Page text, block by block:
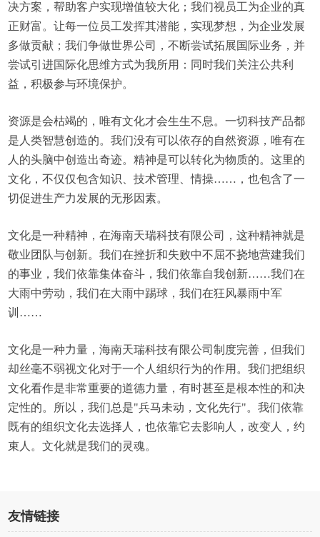
决方案，帮助客户实现增值较大化；我们视员工为企业的真
正财富。让每一位员工发挥其潜能，实现梦想，为企业发展
多做贡献；我们争做世界公司，不断尝试拓展国际业务，并
尝试引进国际化思维方式为我所用：同时我们关注公共利
益，积极参与环境保护。
资源是会枯竭的，唯有文化才会生生不息。一切科技产品都
是人类智慧创造的。我们没有可以依存的自然资源，唯有在
人的头脑中创造出奇迹。精神是可以转化为物质的。这里的
文化，不仅仅包含知识、技术管理、情操……，也包含了一
切促进生产力发展的无形因素。
文化是一种精神，在海南天瑞科技有限公司，这种精神就是
敬业团队与创新。我们在挫折和失败中不屈不挠地营建我们
的事业，我们依靠集体奋斗，我们依靠自我创新……我们在
大雨中劳动，我们在大雨中踢球，我们在狂风暴雨中军
训……
文化是一种力量，海南天瑞科技有限公司制度完善，但我们
却丝毫不弱视文化对于一个人组织行为的作用。我们把组织
文化看作是非常重要的道德力量，有时甚至是根本性的和决
定性的。所以，我们总是"兵马未动，文化先行"。我们依靠
既有的组织文化去选择人，也依靠它去影响人，改变人，约
束人。文化就是我们的灵魂。
友情链接